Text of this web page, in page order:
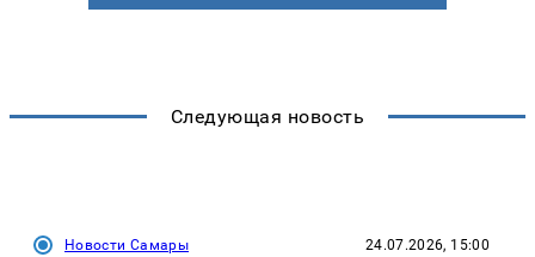
Следующая новость
Новости Самары 24.07.2026, 15:00